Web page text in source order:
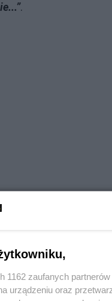
.
1162 zaufanych
urządzeniu oraz